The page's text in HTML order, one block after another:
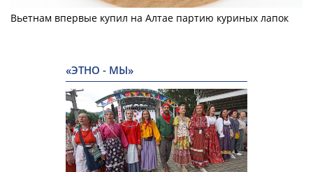
Вьетнам впервые купил на Алтае партию куриных лапок
«ЭТНО - МЫ»